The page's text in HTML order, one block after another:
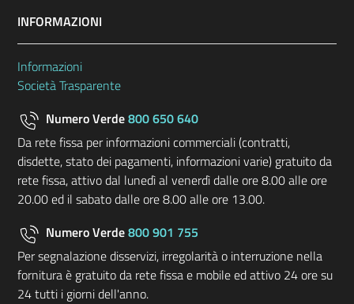
INFORMAZIONI
Informazioni
Società Trasparente
Numero Verde800 650 640
Da rete fissa per informazioni commerciali (contratti,
disdette, stato dei pagamenti, informazioni varie) gratuito da
rete fissa, attivo dal lunedì al venerdì dalle ore 8.00 alle ore
20.00 ed il sabato dalle ore 8.00 alle ore 13.00.
Numero Verde800 901 755
Per segnalazione disservizi, irregolarità o interruzione nella
fornitura è gratuito da rete fissa e mobile ed attivo 24 ore su
24 tutti i giorni dell'anno.